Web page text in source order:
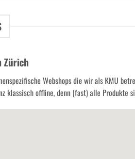
Zürich
Webshops die wir als KMU
klassisch offline, denn (fast) alle Produkte